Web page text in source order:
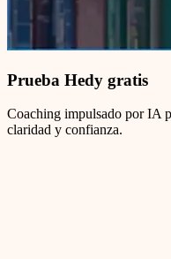
Prueba Hedy gratis
Coaching impulsado por IA
claridad y confianza.